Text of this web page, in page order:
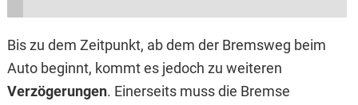
Bis zu dem Zeitpunkt, ab dem der Bremsweg beim
Auto beginnt, kommt es jedoch zu weiteren
Verzögerungen. Einerseits muss die Bremse